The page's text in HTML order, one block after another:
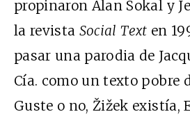
propinaron Alan Sokal y
la revista Social Text en
pasar una parodia de
Cía. como un texto pobre
Guste o no, Žižek existía,